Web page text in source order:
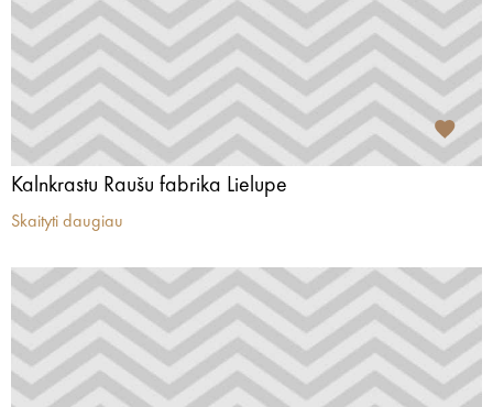
Kalnkrastu Raušu fabrika Lielupe
Skaityti daugiau